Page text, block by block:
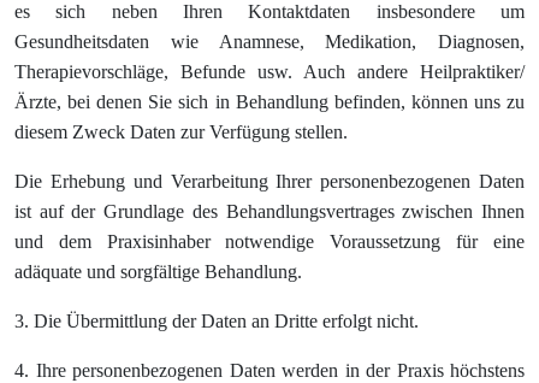
es sich neben Ihren Kontaktdaten insbesondere um
Gesundheitsdaten wie Anamnese, Medikation, Diagnosen,
Therapievorschläge, Befunde usw. Auch andere Heilpraktiker/
Ärzte, bei denen Sie sich in Behandlung befinden, können uns zu
diesem Zweck Daten zur Verfügung stellen.
Die Erhebung und Verarbeitung Ihrer personenbezogenen Daten
ist auf der Grundlage des Behandlungsvertrages zwischen Ihnen
und dem Praxisinhaber notwendige Voraussetzung für eine
adäquate und sorgfältige Behandlung.
3. Die Übermittlung der Daten an Dritte erfolgt nicht.
4. Ihre personenbezogenen Daten werden in der Praxis höchstens